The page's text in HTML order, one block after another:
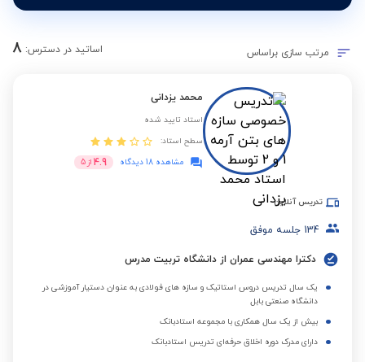
مرتب سازی براساس اساتید در دسترس: 8
محمد یزدانی
استاد تایید شده
سطح استاد:
مشاهده 18 دیدگاه
4.9 از 5
تدریس آنلاین
134 جلسه موفق
دکترا مهندسی عمران از دانشگاه تربیت مدرس
یک سال تدریس دروس استاتیک و سازه های فولادی به عنوان دستیار آموزشی در
دانشگاه صنعتی بابل
بیش از یک سال همکاری با مجموعه استادبانک
دارای مدرک دوره اخلاق حرفه‌ای تدریس استادبانک